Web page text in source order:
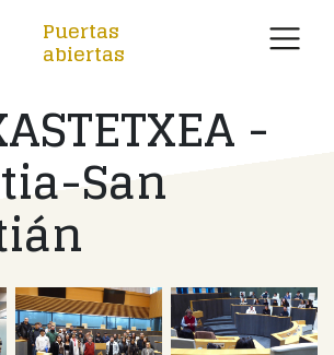
Puertas
abiertas
-
San